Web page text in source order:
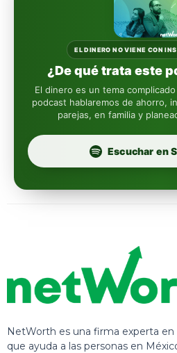
NetWorth es una firma experta en
que ayuda a las personas en
Principal
Sura
Insignia Life
Profuturo
EL DINERO NO VIENE CON
¿De qué trata este
El dinero es un tema
podcast hablaremos de ahorro,
parejas, en familia y
Escuchar en